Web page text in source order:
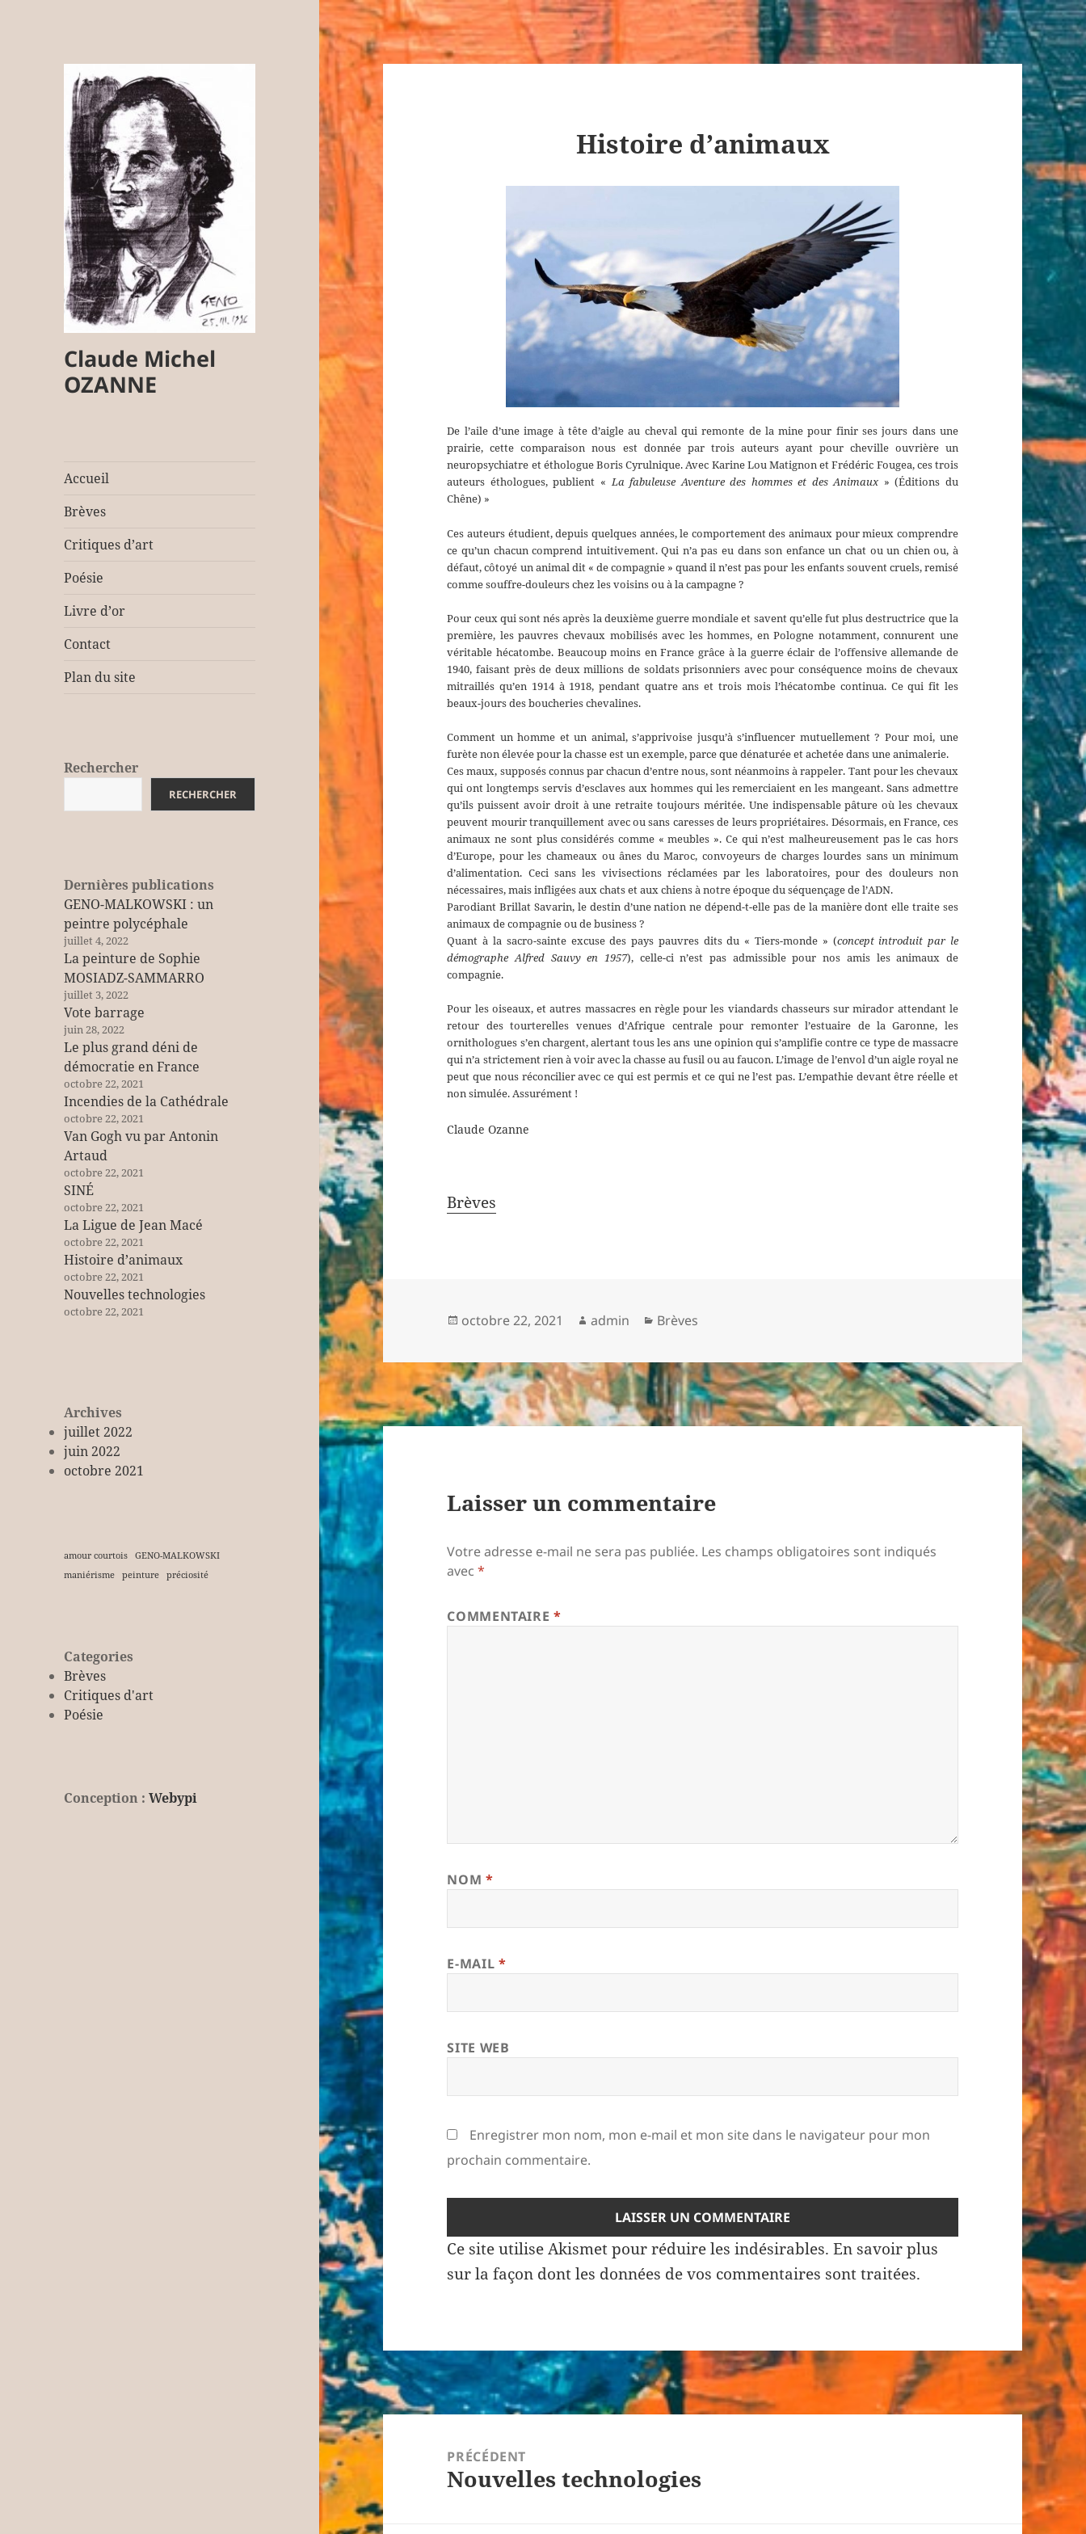
Claude Michel
OZANNE
Accueil
Brèves
Critiques d’art
Poésie
Livre d’or
Contact
Plan du site
Rechercher
RECHERCHER
Dernières publications
GENO-MALKOWSKI : un
peintre polycéphale
juillet 4, 2022
La peinture de Sophie
MOSIADZ-SAMMARRO
juillet 3, 2022
Vote barrage
juin 28, 2022
Le plus grand déni de
démocratie en France
octobre 22, 2021
Incendies de la Cathédrale
octobre 22, 2021
Van Gogh vu par Antonin
Artaud
octobre 22, 2021
SINÉ
octobre 22, 2021
La Ligue de Jean Macé
octobre 22, 2021
Histoire d’animaux
octobre 22, 2021
Nouvelles technologies
octobre 22, 2021
Archives
juillet 2022
juin 2022
octobre 2021
amour courtois
GENO-MALKOWSKI
maniérisme
peinture préciosité
Categories
Brèves
Critiques d'art
Poésie
Conception : Webypi
Histoire d’animaux
De l’aile d’une image à tête d’aigle au cheval qui remonte de la mine pour finir ses jours dans une
prairie, cette comparaison nous est donnée par trois auteurs ayant pour cheville ouvrière un
neuropsychiatre et éthologue Boris Cyrulnique. Avec Karine Lou Matignon et Frédéric Fougea, ces trois
auteurs éthologues, publient « La fabuleuse Aventure des hommes et des Animaux» (Éditions du
Chêne) »
Ces auteurs étudient, depuis quelques années, le comportement des animaux pour mieux comprendre
ce qu’un chacun comprend intuitivement. Qui n’a pas eu dans son enfance un chat ou un chien ou, à
défaut, côtoyé un animal dit « de compagnie » quand il n’est pas pour les enfants souvent cruels, remisé
comme souffre-douleurs chez les voisins ou à la campagne ?
Pour ceux qui sont nés après la deuxième guerre mondiale et savent qu’elle fut plus destructrice que la
première, les pauvres chevaux mobilisés avec les hommes, en Pologne notamment, connurent une
véritable hécatombe. Beaucoup moins en France grâce à la guerre éclair de l’offensive allemande de
1940, faisant près de deux millions de soldats prisonniers avec pour conséquence moins de chevaux
mitraillés qu’en 1914 à 1918, pendant quatre ans et trois mois l’hécatombe continua. Ce qui fit les
beaux-jours des boucheries chevalines.
Comment un homme et un animal, s’apprivoise jusqu’à s’influencer mutuellement ? Pour moi, une
furète non élevée pour la chasse est un exemple, parce que dénaturée et achetée dans une animalerie.
Ces maux, supposés connus par chacun d’entre nous, sont néanmoins à rappeler. Tant pour les chevaux
qui ont longtemps servis d’esclaves aux hommes qui les remerciaient en les mangeant. Sans admettre
qu’ils puissent avoir droit à une retraite toujours méritée. Une indispensable pâture où les chevaux
peuvent mourir tranquillement avec ou sans caresses de leurs propriétaires. Désormais, en France, ces
animaux ne sont plus considérés comme « meubles ». Ce qui n’est malheureusement pas le cas hors
d’Europe, pour les chameaux ou ânes du Maroc, convoyeurs de charges lourdes sans un minimum
d’alimentation. Ceci sans les vivisections réclamées par les laboratoires, pour des douleurs non
nécessaires, mais infligées aux chats et aux chiens à notre époque du séquençage de l’ADN.
Parodiant Brillat Savarin, le destin d’une nation ne dépend-t-elle pas de la manière dont elle traite ses
animaux de compagnie ou de business ?
Quant à la sacro-sainte excuse des pays pauvres dits du « Tiers-monde » (concept introduit par le
démographe Alfred Sauvy en 1957), celle-ci n’est pas admissible pour nos amis les animaux de
compagnie.
Pour les oiseaux, et autres massacres en règle pour les viandards chasseurs sur mirador attendant le
retour des tourterelles venues d’Afrique centrale pour remonter l’estuaire de la Garonne, les
ornithologues s’en chargent, alertant tous les ans une opinion qui s’amplifie contre ce type de massacre
qui n’a strictement rien à voir avec la chasse au fusil ou au faucon. L’image de l’envol d’un aigle royal ne
peut que nous réconcilier avec ce qui est permis et ce qui ne l’est pas. L’empathie devant être réelle et
non simulée. Assurément !
Claude Ozanne
Brèves
Publié
octobre 22, 2021 Auteur
admin Catégories
Brèves
Laisser un commentaire
Votre adresse e-mail ne sera pas publiée. Les champs obligatoires sont indiqués
avec*
COMMENTAIRE*
NOM *
E-MAIL *
SITE WEB
Enregistrer mon nom, mon e-mail et mon site dans le navigateur pour mon
prochain commentaire.
Ce site utilise Akismet pour réduire les indésirables.En savoir plus
sur la façon dont les données de vos commentaires sont traitées.
Navigation
PRÉCÉDENT
Article
Nouvelles technologies